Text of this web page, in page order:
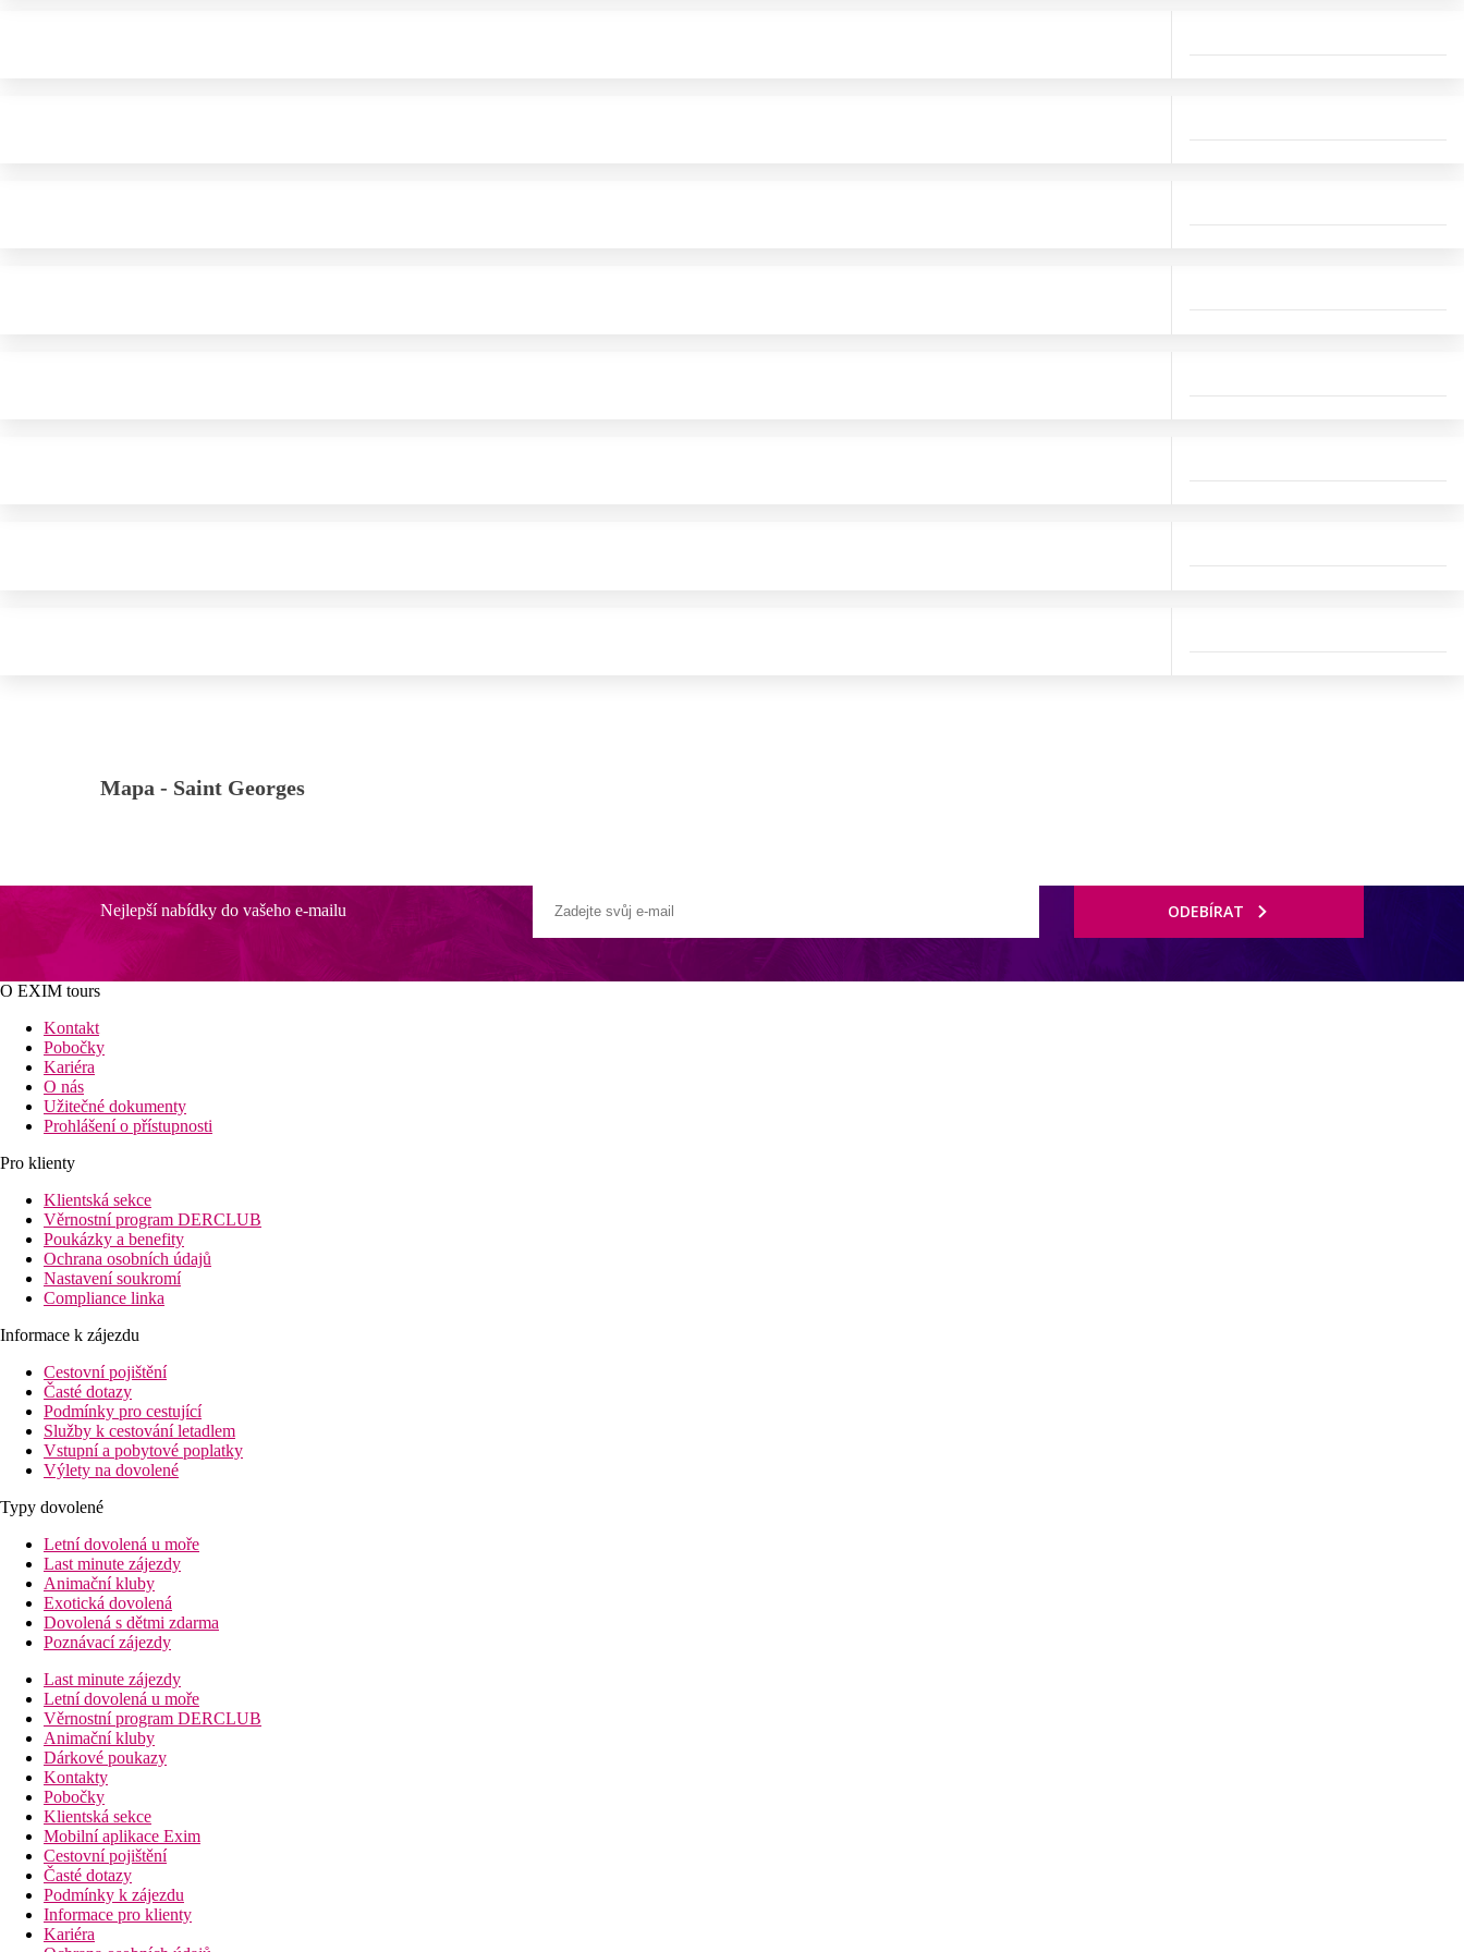
Mapa - Saint Georges
Nejlepší nabídky do vašeho e-mailu ODEBÍRAT
O EXIM tours
Kontakt
Pobočky
Kariéra
O nás
Užitečné dokumenty
Prohlášení o přístupnosti
Pro klienty
Klientská sekce
Věrnostní program DERCLUB
Poukázky a benefity
Ochrana osobních údajů
Nastavení soukromí
Compliance linka
Informace k zájezdu
Cestovní pojištění
Časté dotazy
Podmínky pro cestující
Služby k cestování letadlem
Vstupní a pobytové poplatky
Výlety na dovolené
Typy dovolené
Letní dovolená u moře
Last minute zájezdy
Animační kluby
Exotická dovolená
Dovolená s dětmi zdarma
Poznávací zájezdy
Last minute zájezdy
Letní dovolená u moře
Věrnostní program DERCLUB
Animační kluby
Dárkové poukazy
Kontakty
Pobočky
Klientská sekce
Mobilní aplikace Exim
Cestovní pojištění
Časté dotazy
Podmínky k zájezdu
Informace pro klienty
Kariéra